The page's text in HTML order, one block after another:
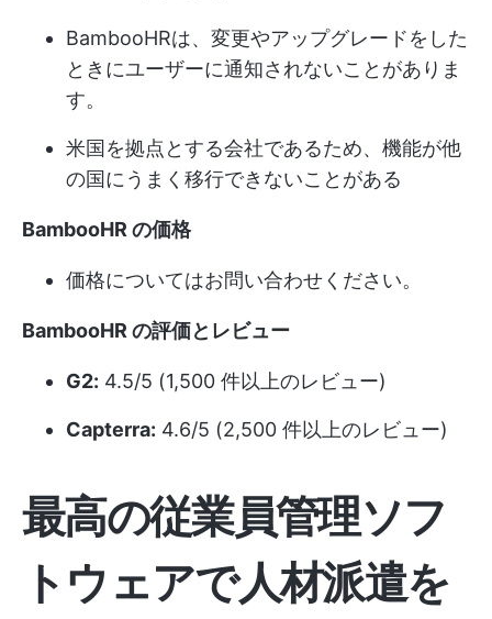
BambooHRは、変更やアップグレードをした
ときにユーザーに通知されないことがありま
す。
米国を拠点とする会社であるため、機能が他
の国にうまく移行できないことがある
BambooHR の価格
価格についてはお問い合わせください。
BambooHR の評価とレビュー
G2: 4.5/5 (1,500 件以上のレビュー)
Capterra: 4.6/5 (2,500 件以上のレビュー)
最高の従業員管理ソフ
トウェアで人材派遣を